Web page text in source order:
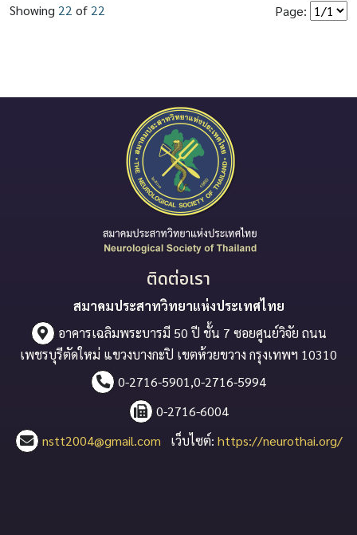
Showing 22 of 22 Page:
ติดต่อเรา
สมาคมประสาทวิทยาแห่งประเทศไทย
อาคารเฉลิมพระบารมี 50 ปี ชั้น 7 ซอยศูนย์วิจัย ถนน
เพชรบุรีตัดใหม่ แขวงบางกะปิ เขตห้วยขวาง กรุงเทพฯ 10310
0-2716-5901,0-2716-5994
0-2716-6004
nstt2004@gmail.com เว็บไซต์: https://neurothai.org/